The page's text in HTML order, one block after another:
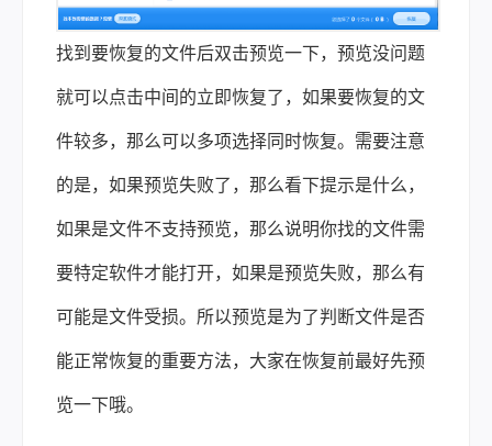
找到要恢复的文件后双击预览一下，预览没问题
就可以点击中间的立即恢复了，如果要恢复的文
件较多，那么可以多项选择同时恢复。需要注意
的是，如果预览失败了，那么看下提示是什么，
如果是文件不支持预览，那么说明你找的文件需
要特定软件才能打开，如果是预览失败，那么有
可能是文件受损。所以预览是为了判断文件是否
能正常恢复的重要方法，大家在恢复前最好先预
览一下哦。